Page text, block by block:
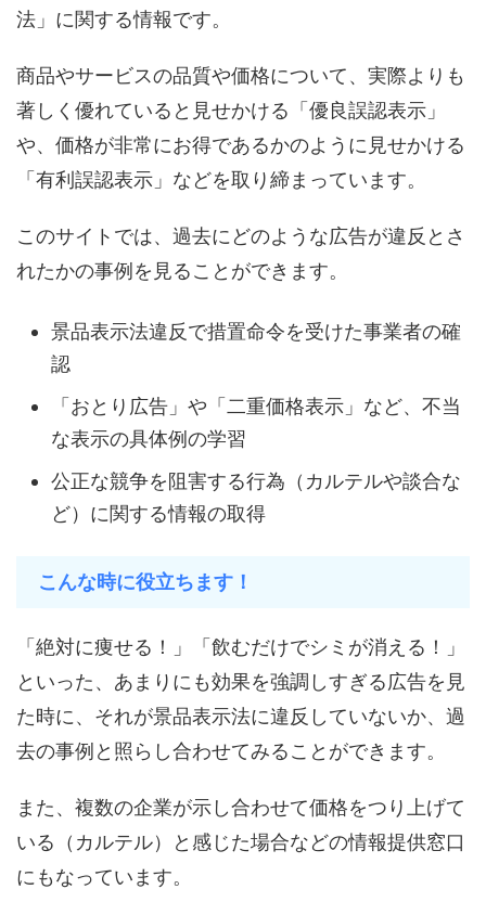
法」に関する情報です。
商品やサービスの品質や価格について、実際よりも
著しく優れていると見せかける「優良誤認表示」
や、価格が非常にお得であるかのように見せかける
「有利誤認表示」などを取り締まっています。
このサイトでは、過去にどのような広告が違反とさ
れたかの事例を見ることができます。
景品表示法違反で措置命令を受けた事業者の確
認
「おとり広告」や「二重価格表示」など、不当
な表示の具体例の学習
公正な競争を阻害する行為（カルテルや談合な
ど）に関する情報の取得
こんな時に役立ちます！
「絶対に痩せる！」「飲むだけでシミが消える！」
といった、あまりにも効果を強調しすぎる広告を見
た時に、それが景品表示法に違反していないか、過
去の事例と照らし合わせてみることができます。
また、複数の企業が示し合わせて価格をつり上げて
いる（カルテル）と感じた場合などの情報提供窓口
にもなっています。